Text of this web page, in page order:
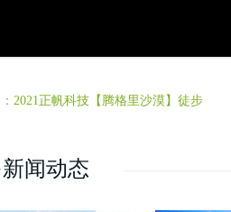
2021正帆科技【腾格里沙漠】徒步
闻动态